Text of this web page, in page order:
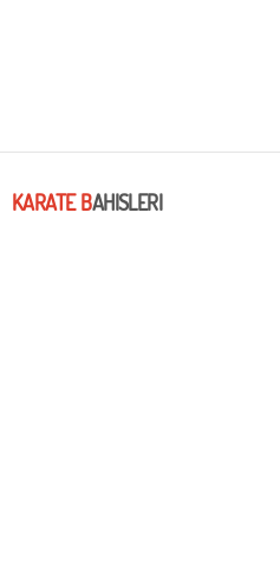
KARATE BAHISLERI